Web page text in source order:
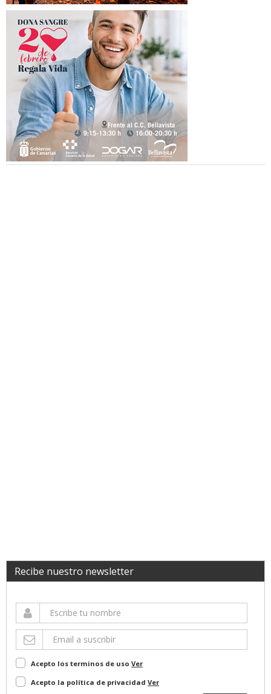
Recibe nuestro newsletter
Acepto los terminos de uso Ver
Acepto la política de privacidad Ver